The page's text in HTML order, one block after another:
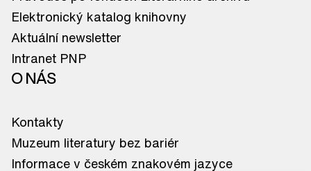
Elektronický katalog knihovny
Aktuální newsletter
Intranet PNP
O NÁS
Kontakty
Muzeum literatury bez bariér
Informace v českém znakovém jazyce